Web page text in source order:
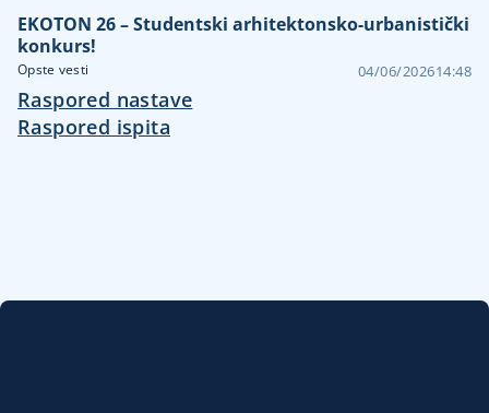
EKOTON 26 – Studentski arhitektonsko-urbanistički
konkurs!
Opste vesti 04/06/202614:48
Raspored nastave
Raspored ispita